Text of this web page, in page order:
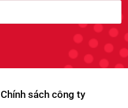
Chính sách công ty